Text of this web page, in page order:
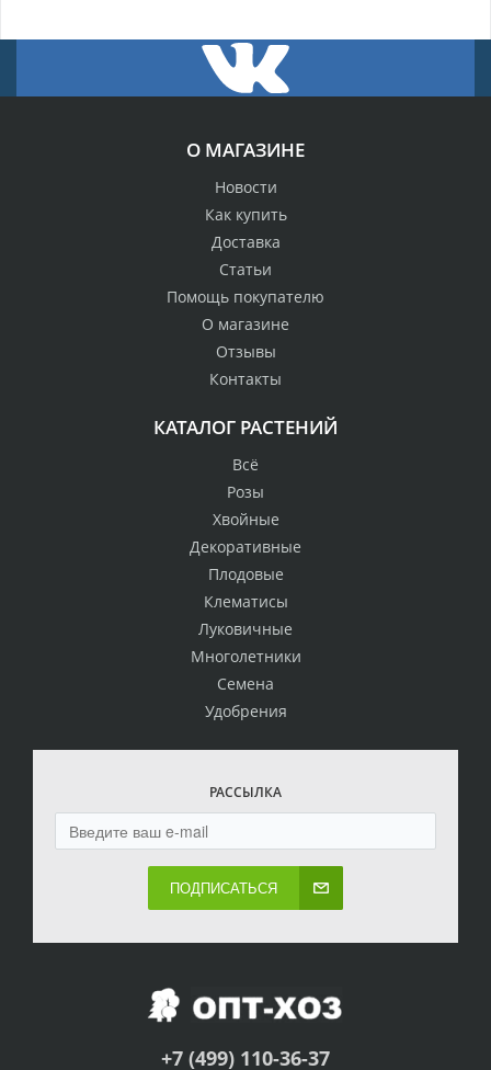
О МАГАЗИНЕ
Новости
Как купить
Доставка
Статьи
Помощь покупателю
О магазине
Отзывы
Контакты
КАТАЛОГ РАСТЕНИЙ
Всё
Розы
Хвойные
Декоративные
Плодовые
Клематисы
Луковичные
Многолетники
Семена
Удобрения
РАССЫЛКА
ПОДПИСАТЬСЯ
+7 (499) 110-36-37